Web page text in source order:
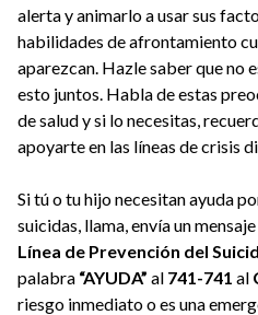
alerta y animarlo a usar sus
habilidades de afrontamiento
aparezcan. Hazle saber que no
esto juntos. Habla de estas
de salud y si lo necesitas,
apoyarte en las líneas de crisis
Si tú o tu hijo necesitan ayuda
suicidas, llama, envía un
Línea de Prevención del
palabra “AYUDA” al 741-741 al
riesgo inmediato o es una